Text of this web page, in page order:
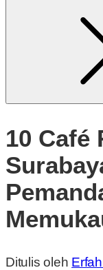
10 Café
Ditulis oleh